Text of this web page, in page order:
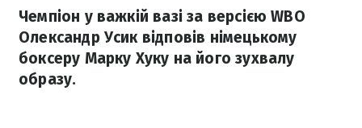
Чемпіон у важкій вазі за версією WBO
Олександр Усик відповів німецькому
боксеру Марку Хуку на його зухвалу
образу.